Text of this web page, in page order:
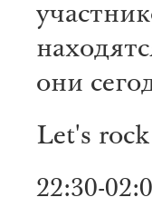
они
Let's
22:30-